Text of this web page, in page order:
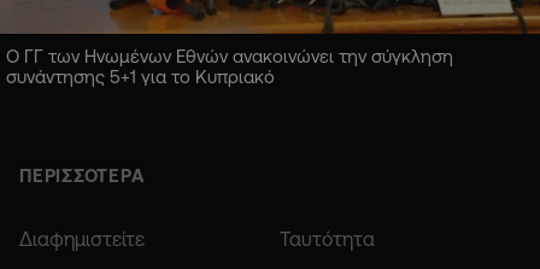
Ο ΓΓ των Ηνωμένων Εθνών ανακοινώνει την σύγκληση
συνάντησης 5+1 για το Κυπριακό
ΠΕΡΙΣΣΟΤΕΡΑ
Διαφημιστείτε Ταυτότητα